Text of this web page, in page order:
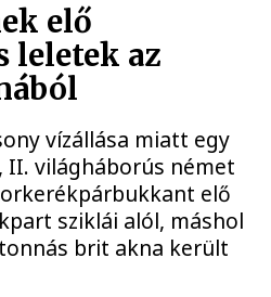
elő
leletek az
vízállása miatt egy
világháborús német
elő
sziklái alól, máshol
brit akna került